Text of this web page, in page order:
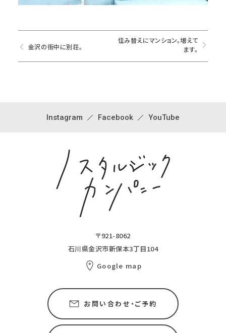
金沢の街中に別荘。
住み替えにマンション。増えて
ます。
Instagram Facebook YouTube
〒921-8062
石川県金沢市新保本3丁目104
Google map
お問い合わせ・ご予約